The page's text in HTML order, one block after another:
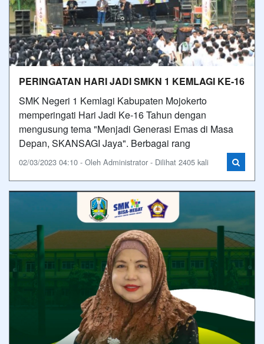
PERINGATAN HARI JADI SMKN 1 KEMLAGI KE-16
SMK Negeri 1 Kemlagi Kabupaten Mojokerto
memperingati Hari Jadi Ke-16 Tahun dengan
mengusung tema "Menjadi Generasi Emas di Masa
Depan, SKANSAGI Jaya". Berbagai rang
02/03/2023 04:10 - Oleh Administrator - Dilihat 2405 kali